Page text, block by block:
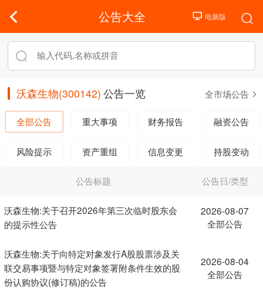
公告大全
沃森生物(300142) 公告一览 全市场公告
全部公告 重大事项 财务报告 融资公告
风险提示 资产重组 信息变更 持股变动
公告标题 公告日/类型
沃森生物:关于召开2026年第三次临时股东会
的提示性公告
2026-08-07
全部公告
沃森生物:关于向特定对象发行A股股票涉及关
联交易事项暨与特定对象签署附条件生效的股
份认购协议(修订稿)的公告
2026-08-04
全部公告